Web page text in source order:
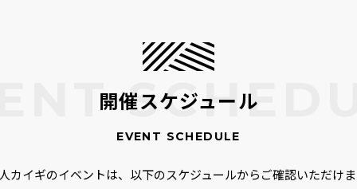
開催スケジュール
カイギのイベントは、以下のスケジュールからご確認いただけ